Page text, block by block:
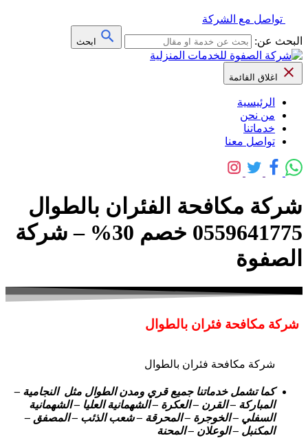
تواصل مع الشركة
البحث عن:
ابحث
اغلاق القائمة
الرئيسية
من نحن
خدماتنا
تواصل معنا
شركة مكافحة الفئران بالطوال
0559641775 خصم 30% – شركة
الصفوة
شركة مكافحة فئران بالطوال
شركة مكافحة فئران بالطوال
كما تشمل خدماتنا جميع قري ومدن الطوال مثل النجامية –
المباركة – القرن – العكرة – الشهمانية العليا – الشهمانية
السفلي – الخوجرة – المحرقة – شعب الذئب – المصفق –
المكنبل – الوعلان – المحنة